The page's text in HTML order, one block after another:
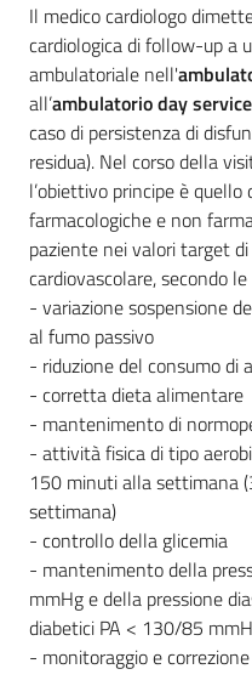
Strutture
e
territorio
Studiare
a
Piacenza
Costruiamo
Salute
Novità
Scuole
Imprese
ed Enti
Il medico cardiologo
cardiologica di follow-up a
ambulatoriale nell'
all’ambulatorio day
caso di persistenza di
residua). Nel corso della
l’obiettivo principe è
farmacologiche e non
paziente nei valori target
cardiovascolare, secondo
- variazione sospensione
al fumo passivo
- riduzione del consumo di
- corretta dieta alimentare
- mantenimento di
- attività fisica di tipo
150 minuti alla settimana
settimana)
- controllo della glicemia
- mantenimento della
mmHg e della pressione
diabetici PA < 130/85
- monitoraggio e